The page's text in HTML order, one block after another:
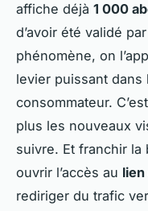
affiche déjà 1 000
d’avoir été validé
phénomène, on
levier puissant dans
consommateur.
plus les nouveaux
suivre. Et franchir la
ouvrir l’accès au lien
rediriger du trafic